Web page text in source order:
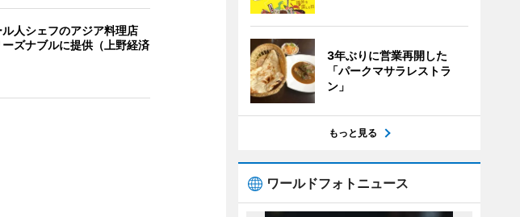
ル人シェフのアジア料理店
ズナブルに提供（上野経済
3年ぶりに営業再開した
「パークマサラレストラ
ン」
もっと見る
ワールドフォトニュース